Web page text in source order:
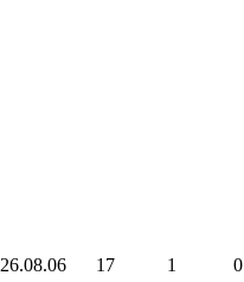
26.08.06 17 1 0